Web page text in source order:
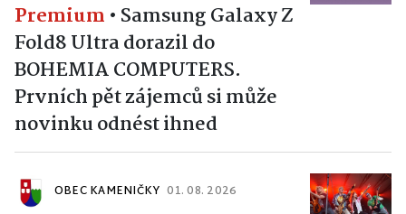
Premium • Samsung Galaxy Z
Fold8 Ultra dorazil do
BOHEMIA COMPUTERS.
Prvních pět zájemců si může
novinku odnést ihned
OBEC KAMENIČKY 01. 08. 2026